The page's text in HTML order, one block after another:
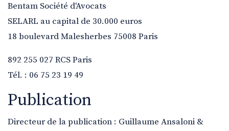
Bentam Société d'Avocats
SELARL au capital de 30.000 euros
18 boulevard Malesherbes 75008 Paris
892 255 027 RCS Paris
Tél. : 06 75 23 19 49
Publication
Directeur de la publication : Guillaume Ansaloni &